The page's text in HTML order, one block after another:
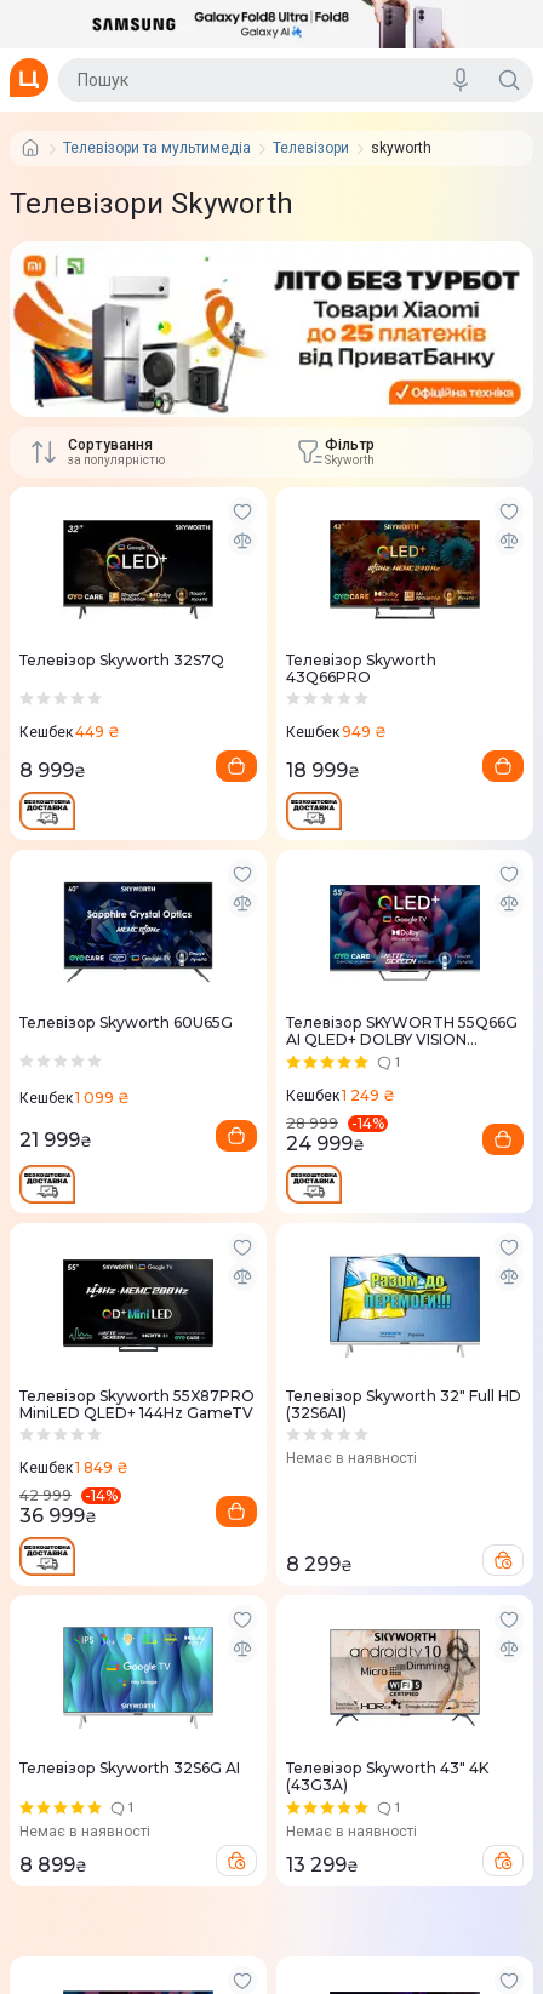
Телевізори та мультимедіа Телевізори skyworth
Телевізори Skyworth
Сортування
за популярністю
Фільтр
Skyworth
Телевізор Skyworth 32S7Q
Кешбек449 ₴
8 999₴
Телевізор Skyworth
43Q66PRO
Кешбек949 ₴
18 999₴
Телевізор Skyworth 60U65G
Кешбек1 099 ₴
21 999₴
Телевізор SKYWORTH 55Q66G
AI QLED+ DOLBY VISION
ATMOS
1
Кешбек1 249 ₴
28 999
-14%
24 999₴
Телевізор Skyworth 55X87PRO
MiniLED QLED+ 144Hz GameTV
Кешбек1 849 ₴
42 999
-14%
36 999₴
Телевізор Skyworth 32" Full HD
(32S6AI)
Немає в наявності
8 299₴
Телевізор Skyworth 32S6G АІ
1
Немає в наявності
8 899₴
Телевізор Skyworth 43" 4K
(43G3A)
1
Немає в наявності
13 299₴